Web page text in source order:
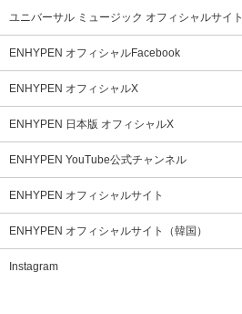
ユニバーサル ミュージック オフィシャルサイト
ENHYPEN オフィシャルFacebook
ENHYPEN オフィシャルX
ENHYPEN 日本版 オフィシャルX
ENHYPEN YouTube公式チャンネル
ENHYPEN オフィシャルサイト
ENHYPEN オフィシャルサイト（韓国）
Instagram